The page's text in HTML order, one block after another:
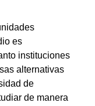
es
instituciones
alternativas
de
de manera